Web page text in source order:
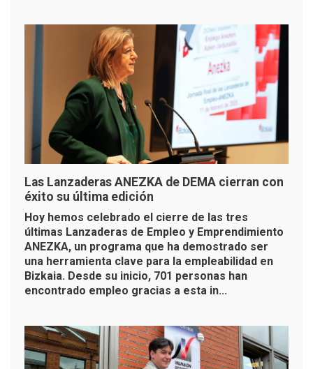
Las Lanzaderas ANEZKA de DEMA cierran con
éxito su última edición
Hoy hemos celebrado el cierre de las tres
últimas Lanzaderas de Empleo y Emprendimiento
ANEZKA, un programa que ha demostrado ser
una herramienta clave para la empleabilidad en
Bizkaia. Desde su inicio, 701 personas han
encontrado empleo gracias a esta in...